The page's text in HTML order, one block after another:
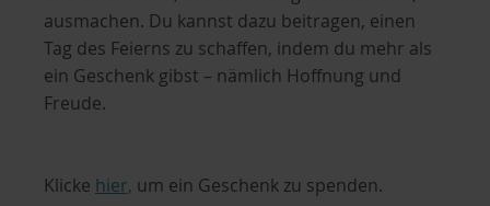
ausmachen. Du kannst dazu beitragen, einen
Tag des Feierns zu schaffen, indem du mehr als
ein Geschenk gibst – nämlich Hoffnung und
Freude.
Klicke hier, um ein Geschenk zu spenden.